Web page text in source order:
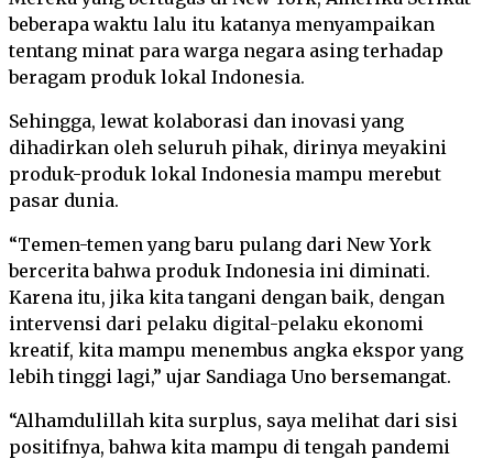
beberapa waktu lalu itu katanya menyampaikan
tentang minat para warga negara asing terhadap
beragam produk lokal Indonesia.
Sehingga, lewat kolaborasi dan inovasi yang
dihadirkan oleh seluruh pihak, dirinya meyakini
produk-produk lokal Indonesia mampu merebut
pasar dunia.
“Temen-temen yang baru pulang dari New York
bercerita bahwa produk Indonesia ini diminati.
Karena itu, jika kita tangani dengan baik, dengan
intervensi dari pelaku digital-pelaku ekonomi
kreatif, kita mampu menembus angka ekspor yang
lebih tinggi lagi,” ujar Sandiaga Uno bersemangat.
“Alhamdulillah kita surplus, saya melihat dari sisi
positifnya, bahwa kita mampu di tengah pandemi